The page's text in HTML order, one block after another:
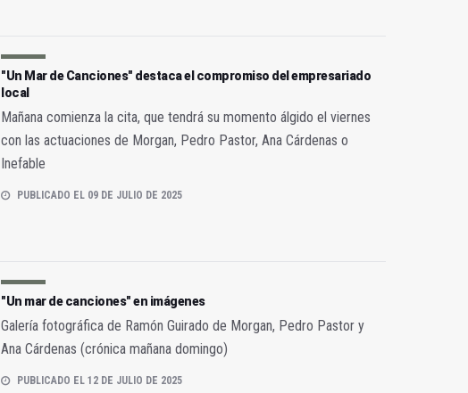
"Un Mar de Canciones" destaca el compromiso del empresariado
local
Mañana comienza la cita, que tendrá su momento álgido el viernes
con las actuaciones de Morgan, Pedro Pastor, Ana Cárdenas o
Inefable
PUBLICADO EL 09 DE JULIO DE 2025
"Un mar de canciones" en imágenes
Galería fotográfica de Ramón Guirado de Morgan, Pedro Pastor y
Ana Cárdenas (crónica mañana domingo)
PUBLICADO EL 12 DE JULIO DE 2025